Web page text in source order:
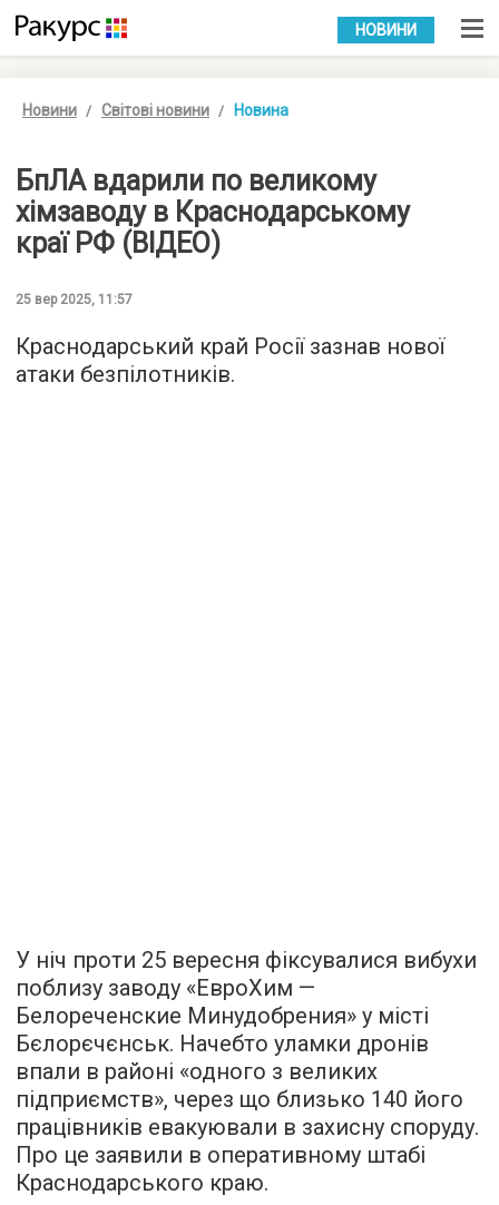
УКР РУС
НОВИНИ
Новини Світові новини Новина
БпЛА вдарили по великому
хімзаводу в Краснодарському
краї РФ (ВІДЕО)
25 вер 2025, 11:57
Краснодарський край Росії зазнав нової
атаки безпілотників.
У ніч проти 25 вересня фіксувалися вибухи
поблизу заводу «ЕвроХим —
Белореченские Минудобрения» у місті
Бєлорєчєнськ. Начебто уламки дронів
впали в районі «одного з великих
підприємств», через що близько 140 його
працівників евакуювали в захисну споруду.
Про це заявили в оперативному штабі
Краснодарського краю.